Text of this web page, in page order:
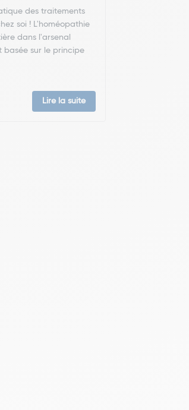
des traitements
soi ! L'homéopathie
dans l'arsenal
basée sur le principe
Lire la suite